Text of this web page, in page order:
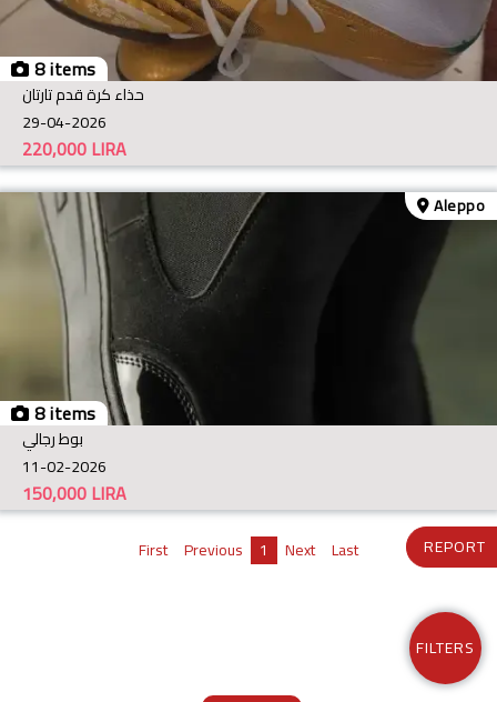
8 items
حذاء كرة قدم تارتان
29-04-2026
LIRA
220,000
8 items
Aleppo
بوط رجالي
11-02-2026
LIRA
150,000
First Previous 1 Next Last
FILTERS
REPORT